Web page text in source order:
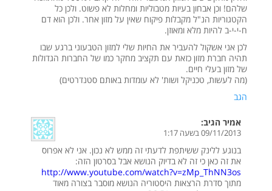
שלהם! וכן אבחון בעיות מטבוליות ומחלות לא פשוט. ולכן כל
הקטגוריות הנ"ל מקבלות פיקוח שאין על מזון אחר. ולכן הוא דם
ח-י-י-ב להיות מלא ומאוזן.
לכן אני אשקול להעביר את החיות שלי למזון הטבעוני ברגע שבו
תהיה חברת מזון כזאת עם תקציב מחקר כמו של החברות הגדולות
של מזון בעלי חיים.
(מה לעשות, טכניקל ושות' לא עומדות באותם סטנדרטים)
הגב
אמיר הגיב:
09/11/2013 בשעה 1:17
בנוגע ללינק ששיתפת לדעתי זה ממש לא נכון. אני לא אפרוס
את זה כאן כי זה לא בדיוק הנושא אבל בסרטון הזה:
http://www.youtube.com/watch?v=zMp_ThNN3os
מתוך סדרת הרצאות היסטוריה הנושא מוסבר בצורה מאוד